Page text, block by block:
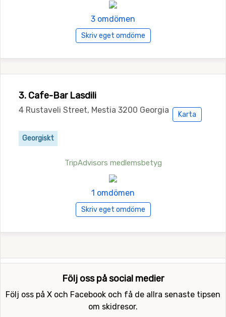
3 omdömen
Skriv eget omdöme
3. Cafe-Bar Lasdili
4 Rustaveli Street, Mestia 3200 Georgia Karta
Georgiskt
TripAdvisors medlemsbetyg
1 omdömen
Skriv eget omdöme
Följ oss på social medier
Följ oss på X och Facebook och få de allra senaste tipsen
om skidresor.